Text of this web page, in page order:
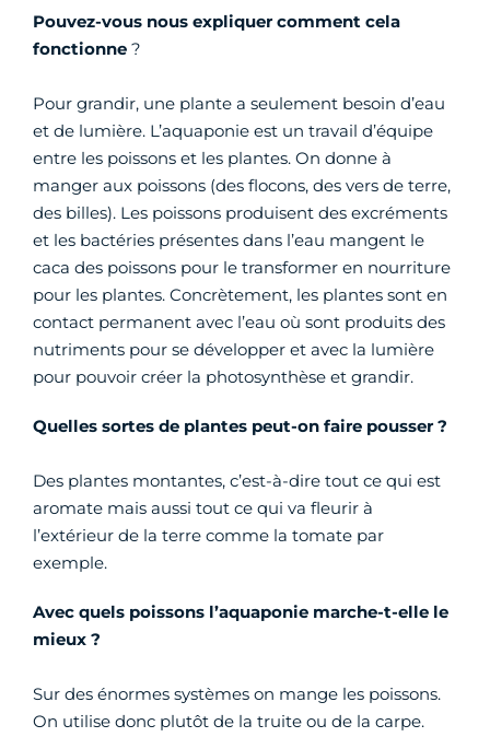
Pouvez-vous nous expliquer comment cela
fonctionne ?
Pour grandir, une plante a seulement besoin d’eau
et de lumière. L’aquaponie est un travail d’équipe
entre les poissons et les plantes. On donne à
manger aux poissons (des flocons, des vers de terre,
des billes). Les poissons produisent des excréments
et les bactéries présentes dans l’eau mangent le
caca des poissons pour le transformer en nourriture
pour les plantes. Concrètement, les plantes sont en
contact permanent avec l’eau où sont produits des
nutriments pour se développer et avec la lumière
pour pouvoir créer la photosynthèse et grandir.
Quelles sortes de plantes peut-on faire pousser ?
Des plantes montantes, c’est-à-dire tout ce qui est
aromate mais aussi tout ce qui va fleurir à
l’extérieur de la terre comme la tomate par
exemple.
Avec quels poissons l’aquaponie marche-t-elle le
mieux ?
Sur des énormes systèmes on mange les poissons.
On utilise donc plutôt de la truite ou de la carpe.